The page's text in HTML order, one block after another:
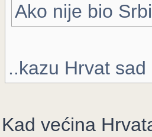
Ako nije bio
..kazu Hrvat
Kad većina